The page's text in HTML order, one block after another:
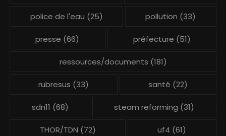
police de l'eau (25) pollution (33)
presse (66) préfecture (51)
ressources/documents (181)
rubresus (33) santé (22)
sdn11 (68) steam reforming (31)
THOR/TDN (72) uf4 (61)